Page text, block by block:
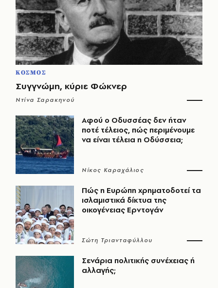
ΚΟΣΜΟΣ
Συγγνώμη, κύριε Φώκνερ
Ντίνα Σαρακηνού
Αφού ο Οδυσσέας δεν ήταν
ποτέ τέλειος, πώς περιμένουμε
να είναι τέλεια η Οδύσσεια;
Νίκος Καραχάλιος
Πώς η Ευρώπη χρηματοδοτεί τα
ισλαμιστικά δίκτυα της
οικογένειας Ερντογάν
Σώτη Τριανταφύλλου
Σενάρια πολιτικής συνέχειας ή
αλλαγής;